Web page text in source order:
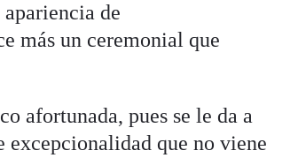
de
más un ceremonial que
afortunada, pues se le da a
excepcionalidad que no viene